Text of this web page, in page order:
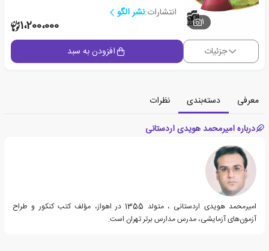
1
انتشارات:نشر الگو
1،200،000
جزئیات افزودن به سبد
معرفی دسته‌بندی
نظرات
درباره امیرمحمد هویدی اردستانی
امیرمحمد هویدی اردستانی ، متولد 1355 در اهواز، مؤلف کتب کنکور و طراح
آزمون‌های آزمایشی، مدرس مدارس برتر تهران است.